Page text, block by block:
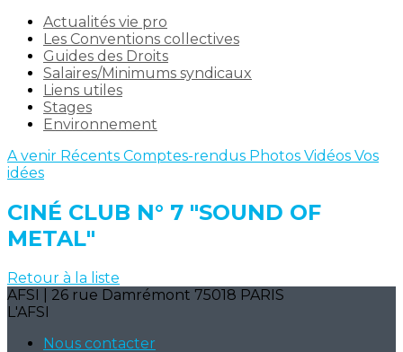
Actualités vie pro
Les Conventions collectives
Guides des Droits
Salaires/Minimums syndicaux
Liens utiles
Stages
Environnement
A venir Récents Comptes-rendus Photos Vidéos Vos
idées
CINÉ CLUB N° 7 "SOUND OF
METAL"
Retour à la liste
AFSI | 26 rue Damrémont 75018 PARIS
L'AFSI
Nous contacter